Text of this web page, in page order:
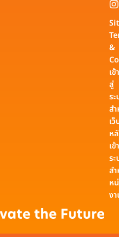
&
เข้า
สู่
ร
ส
เ
ห
เข้
ร
ส
ห
ง